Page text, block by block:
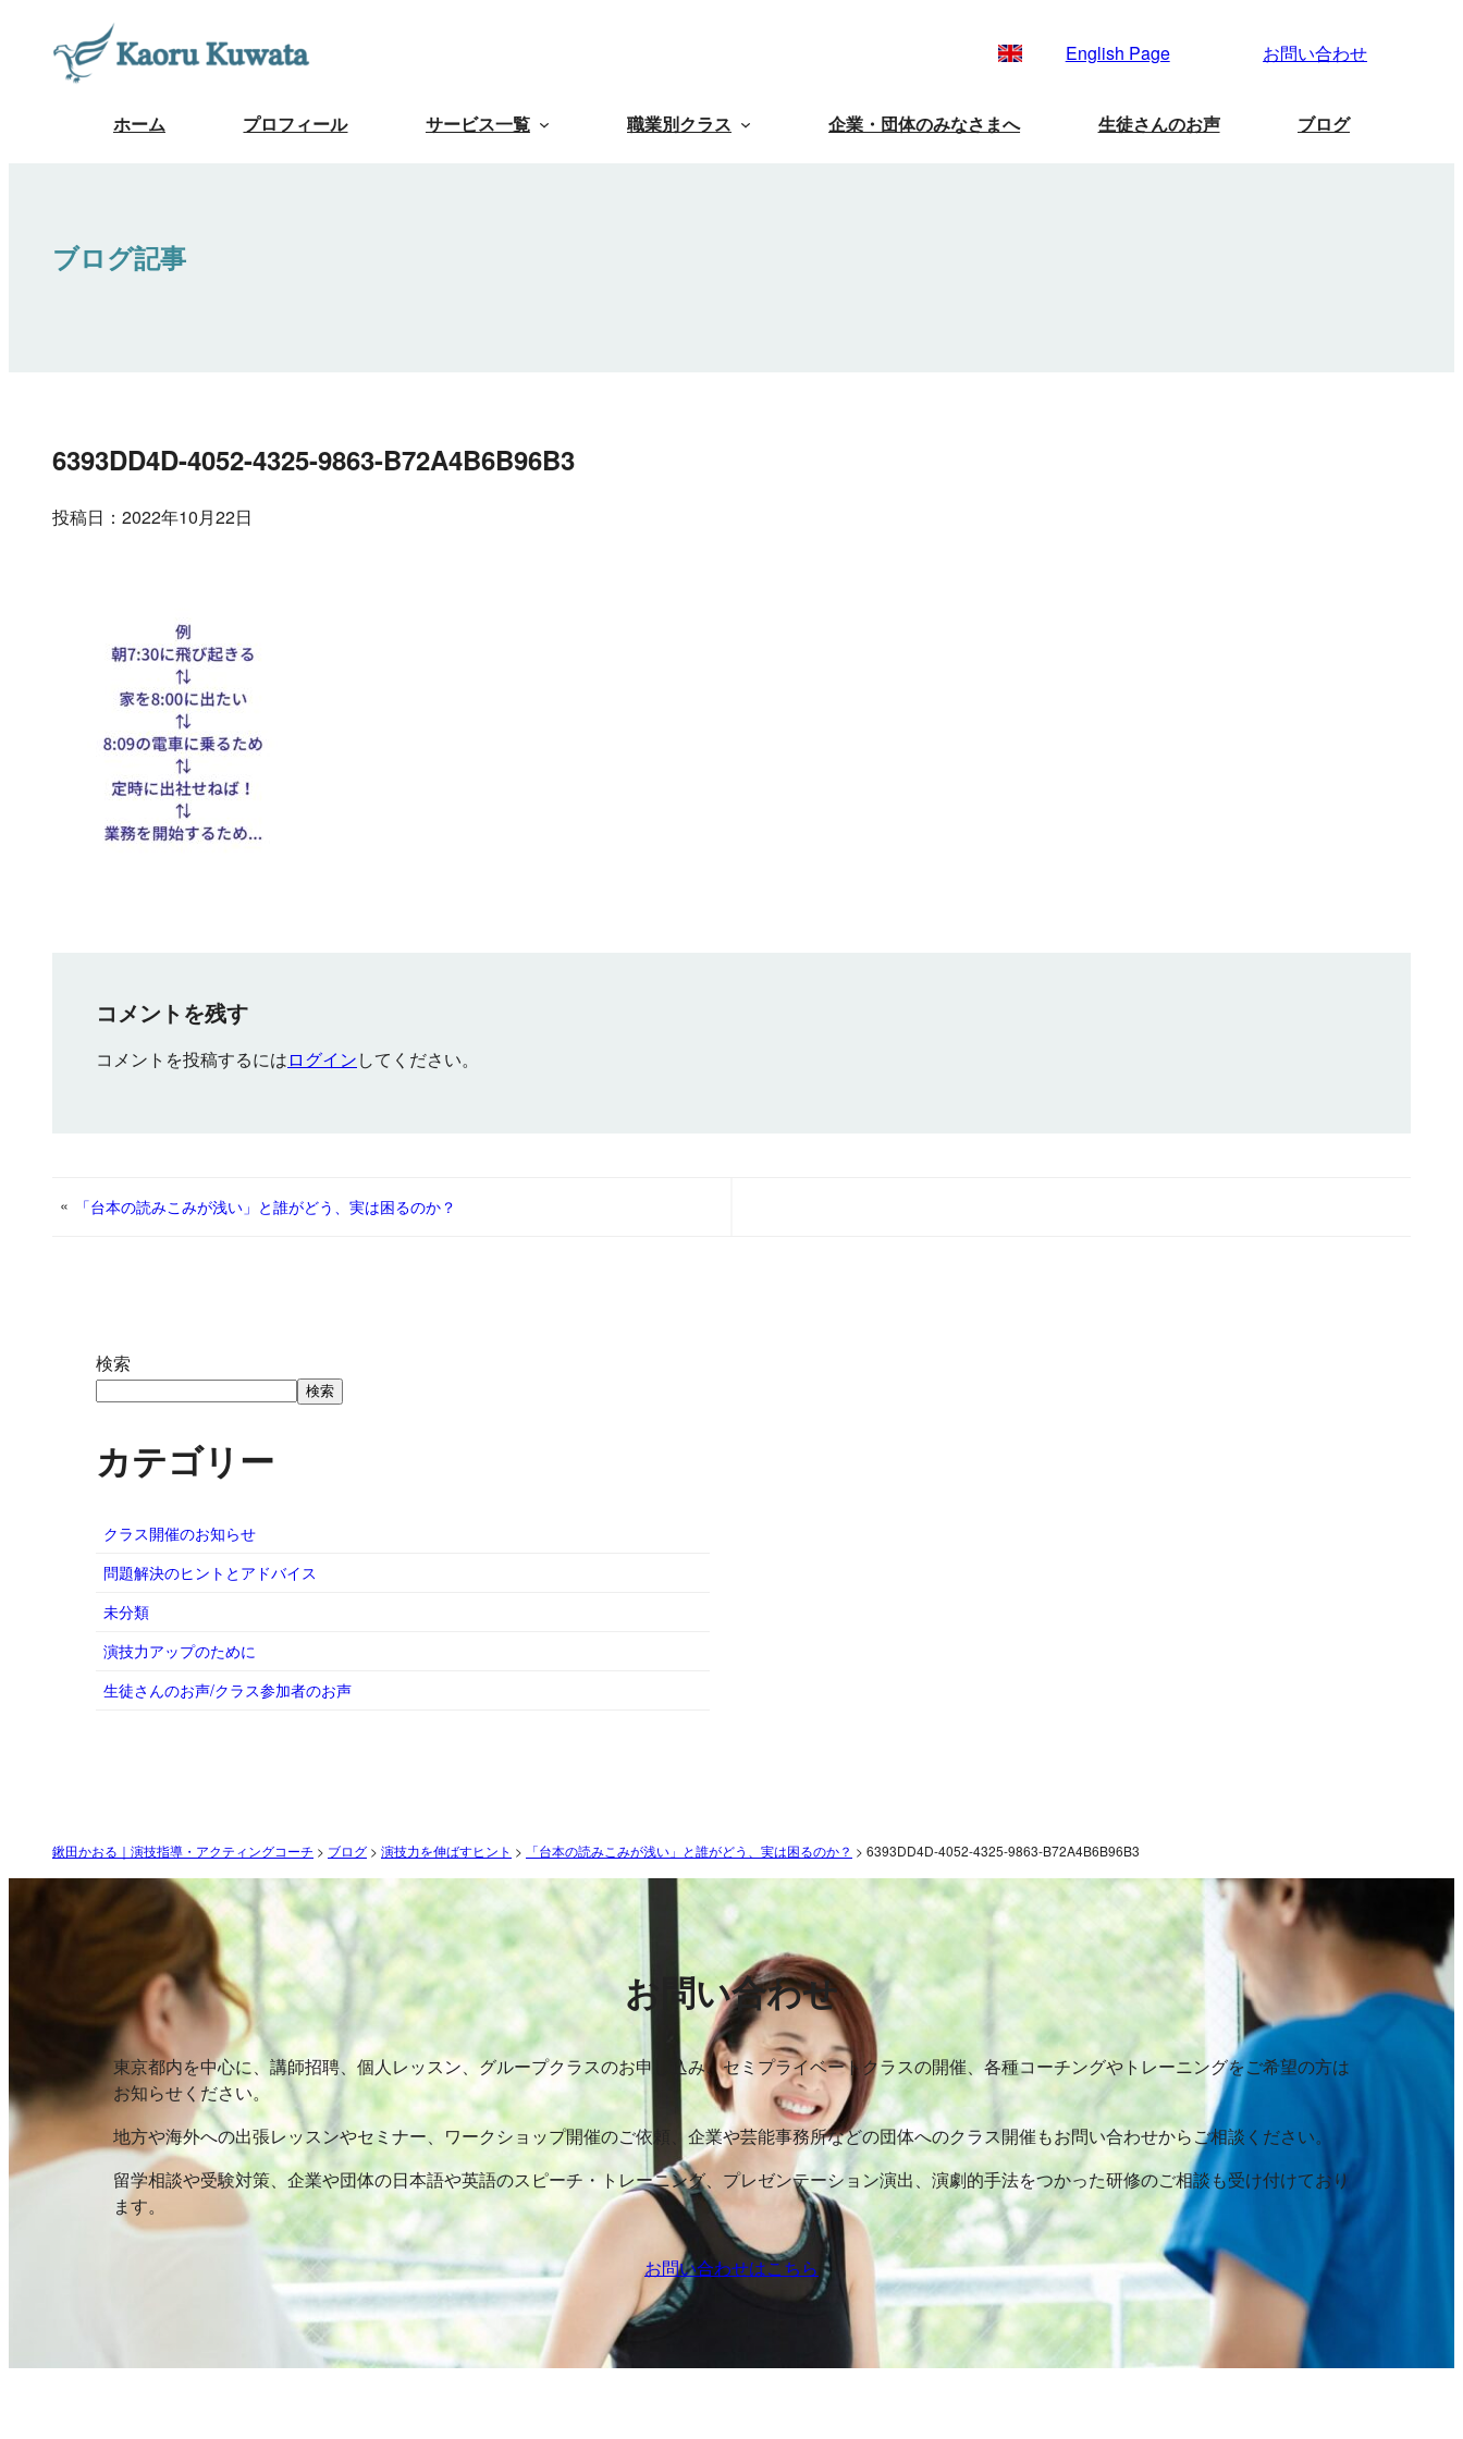
English Page お問い合わせ
ホーム プロフィール サービス一覧 職業別クラス 企業・団体のみなさまへ 生徒さんのお声 ブログ
ブログ記事
6393DD4D-4052-4325-9863-B72A4B6B96B3
投稿日：2022年10月22日
コメントを残す
コメントを投稿するにはログインしてください。
« 「台本の読みこみが浅い」と誰がどう、実は困るのか？
検索
検索
カテゴリー
クラス開催のお知らせ
問題解決のヒントとアドバイス
未分類
演技力アップのために
生徒さんのお声/クラス参加者のお声
鍬田かおる｜演技指導・アクティングコーチ > ブログ > 演技力を伸ばすヒント > 「台本の読みこみが浅い」と誰がどう、実は困るのか？ > 6393DD4D-4052-4325-9863-B72A4B6B96B3
お問い合わせ
東京都内を中心に、講師招聘、個人レッスン、グループクラスのお申し込み、セミプライベートクラスの開催、各種コーチングやトレーニングをご希望の方は
お知らせください。
地方や海外への出張レッスンやセミナー、ワークショップ開催のご依頼、企業や芸能事務所などの団体へのクラス開催もお問い合わせからご相談ください。
留学相談や受験対策、企業や団体の日本語や英語のスピーチ・トレーニング、プレゼンテーション演出、演劇的手法をつかった研修のご相談も受け付けており
ます。
お問い合わせはこちら